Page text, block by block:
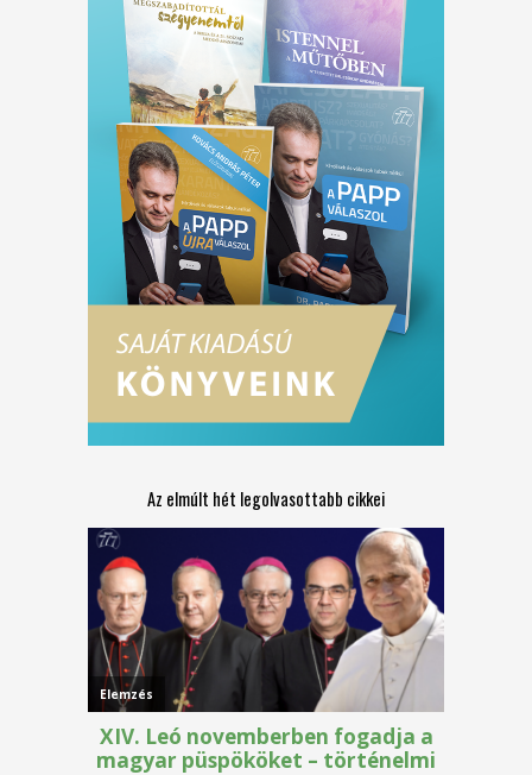
Az elmúlt hét legolvasottabb cikkei